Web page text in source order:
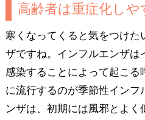
高齢者は重症化しや
寒くなってくると気をつけた
ザですね。インフルエンザは
感染することによって起こる
に流行するのが季節性インフ
ンザは、初期には風邪とよく